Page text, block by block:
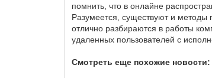
помнить, что в онлайне
Разумеется, существуют и методы
отлично разбираются в работы
удаленных пользователей с
Смотреть еще похожие новости: